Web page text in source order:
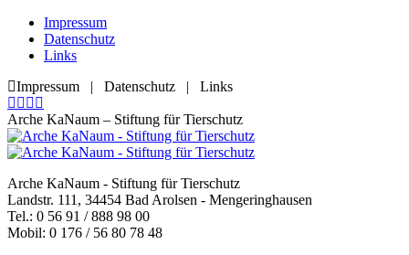
Zum
Inhalt
springen
Impressum
Datenschutz
Links
Impressum | Datenschutz | Links
Facebook
page
opens
in
window
YouTube
page
opens
in
window
RSS
page
opens
in
window
Mail
page
opens
new
window
Arche KaNaum – Stiftung für Tierschutz
Arche KaNaum - Stiftung für Tierschutz
Landstr. 111, 34454 Bad Arolsen - Mengeringhausen
Tel.: 0 56 91 / 888 98 00
Mobil: 0 176 / 56 80 78 48